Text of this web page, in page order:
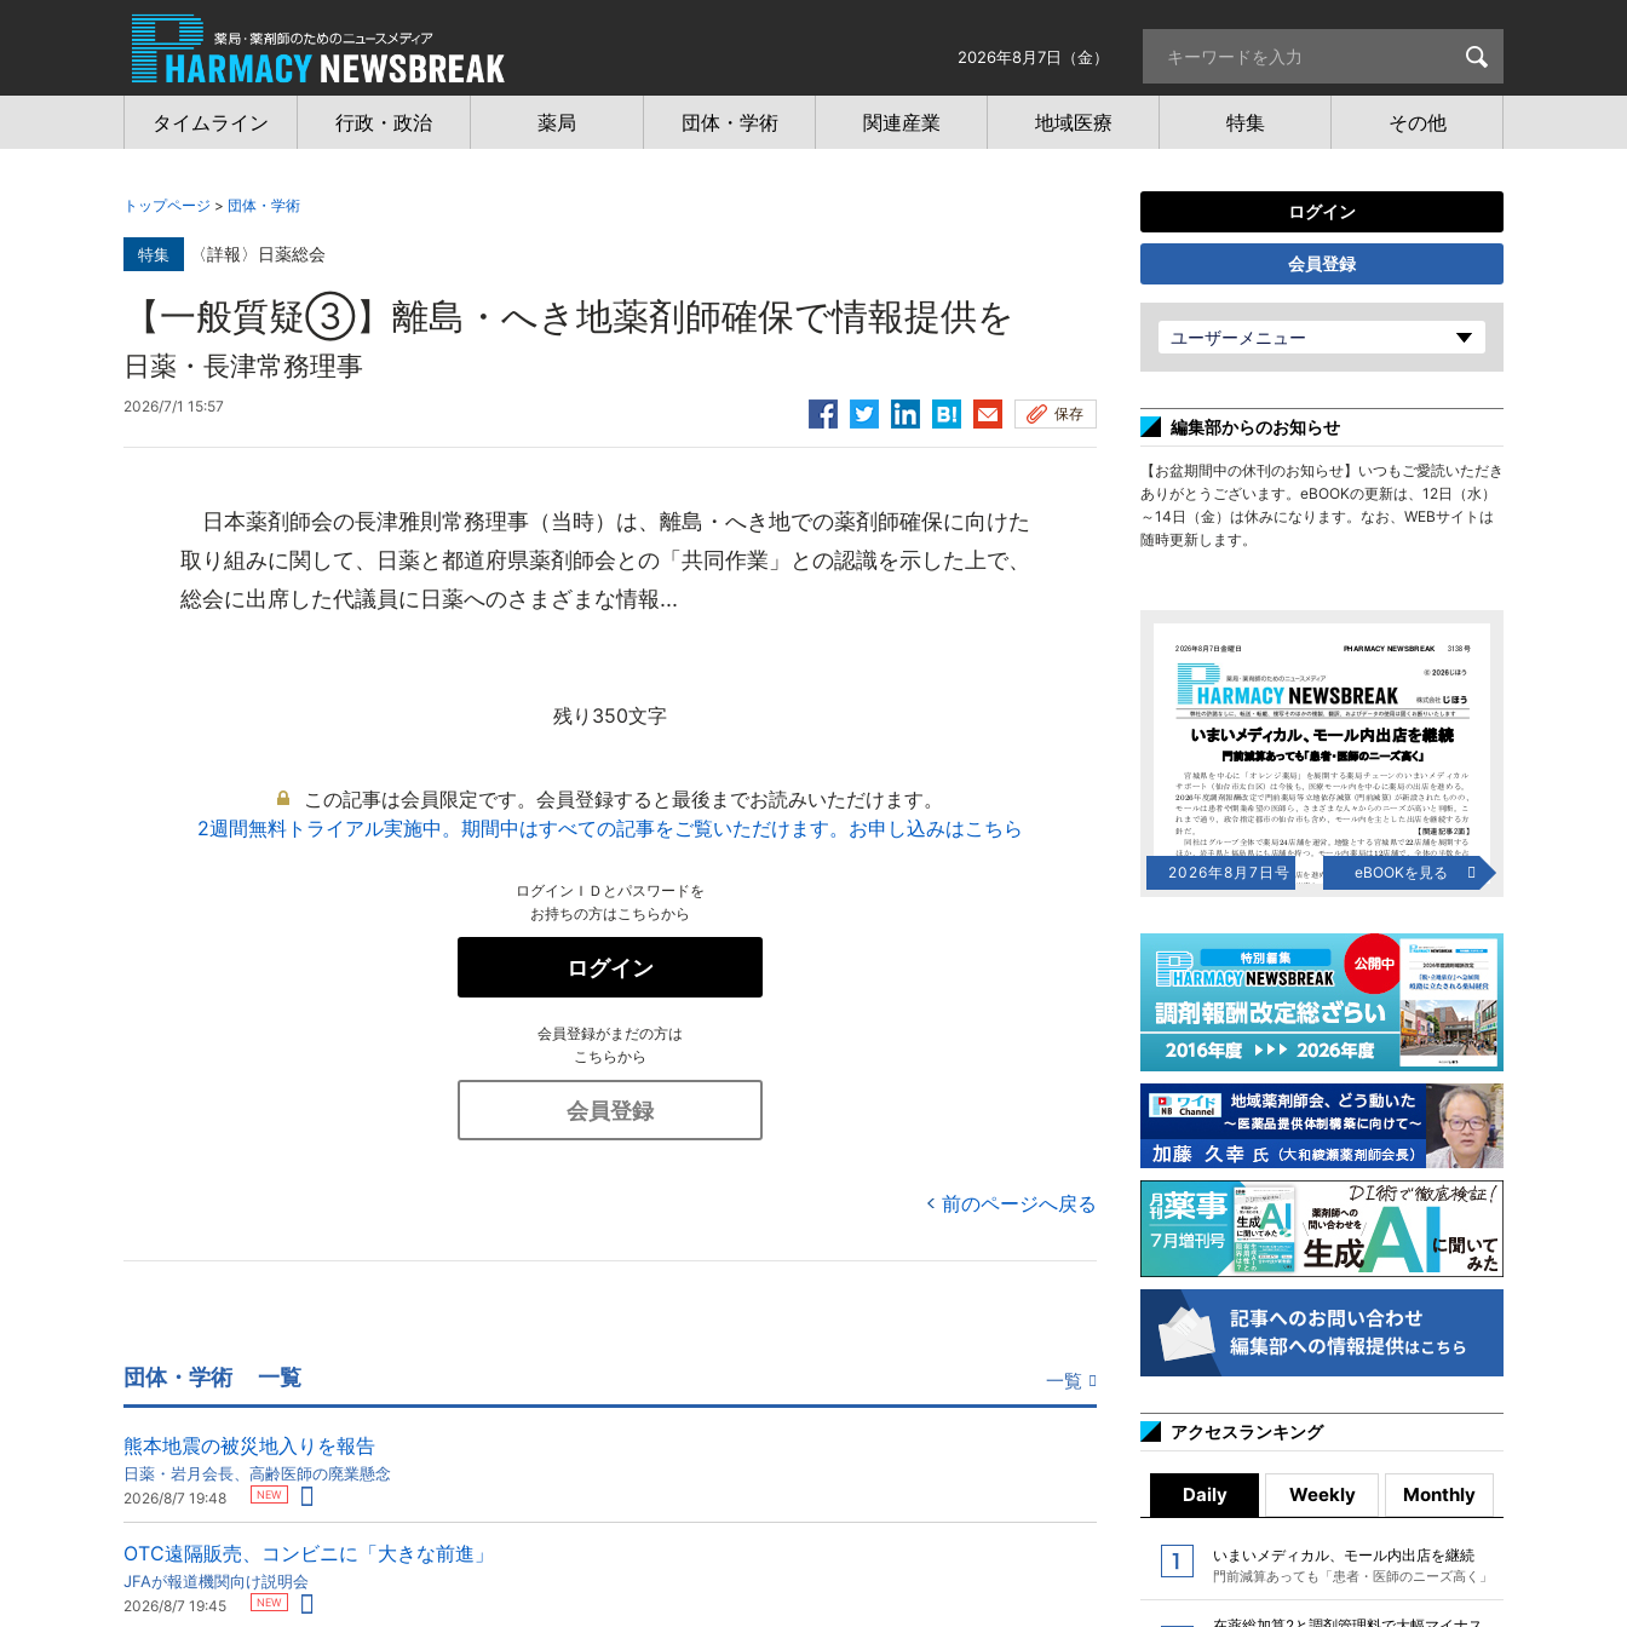
2026年8月7日（金）
タイムライン 行政・政治 薬局 団体・学術 関連産業 地域医療 特集 その他
トップページ > 団体・学術
特集 〈詳報〉日薬総会
【一般質疑③】離島・へき地薬剤師確保で情報提供を
日薬・長津常務理事
2026/7/1 15:57 保存
日本薬剤師会の長津雅則常務理事（当時）は、離島・へき地での薬剤師確保に向けた
取り組みに関して、日薬と都道府県薬剤師会との「共同作業」との認識を示した上で、
総会に出席した代議員に日薬へのさまざまな情報...
残り350文字
この記事は会員限定です。会員登録すると最後までお読みいただけます。
2週間無料トライアル実施中。期間中はすべての記事をご覧いただけます。お申し込みはこちら
ログインＩＤとパスワードを
お持ちの方はこちらから
ログイン
会員登録がまだの方は
こちらから
会員登録
前のページへ戻る
団体・学術 一覧 一覧
熊本地震の被災地入りを報告
日薬・岩月会長、高齢医師の廃業懸念
2026/8/7 19:48 NEW
OTC遠隔販売、コンビニに「大きな前進」
JFAが報道機関向け説明会
2026/8/7 19:45 NEW
ログイン
会員登録
ユーザーメニュー
編集部からのお知らせ
【お盆期間中の休刊のお知らせ】いつもご愛読いただき
ありがとうございます。eBOOKの更新は、12日（水）
～14日（金）は休みになります。なお、WEBサイトは
随時更新します。
2026年8月7日号 eBOOKを見る
アクセスランキング
Daily Weekly Monthly
いまいメディカル、モール内出店を継続
門前減算あっても「患者・医師のニーズ高く」